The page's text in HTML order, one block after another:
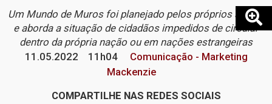
Um Mundo de Muros foi planejado pelos próprios alunos
e aborda a situação de cidadãos impedidos de circular
dentro da própria nação ou em nações estrangeiras
11.05.2022
11h04
Comunicação - Marketing
Mackenzie
COMPARTILHE NAS REDES SOCIAIS